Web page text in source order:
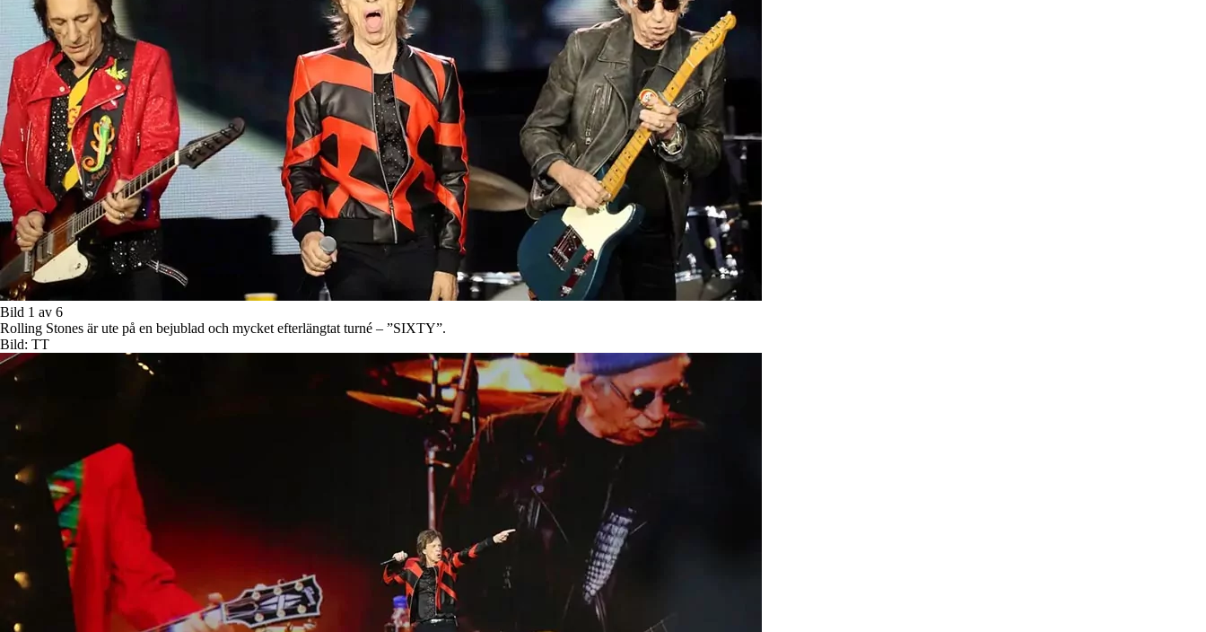
Bild 1 av 6
Rolling Stones är ute på en bejublad och mycket efterlängtat turné – ”SIXTY”.
Bild: TT